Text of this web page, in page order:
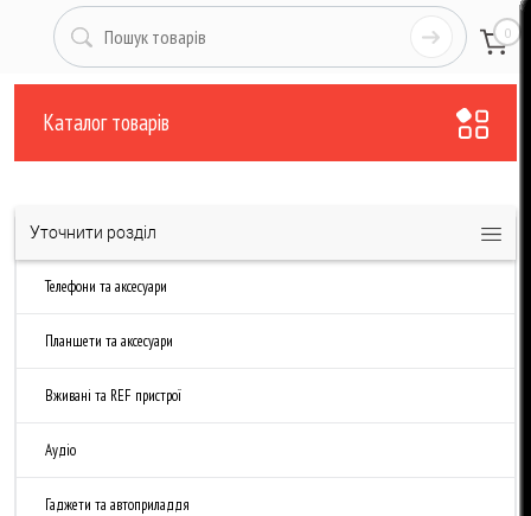
0
Каталог товарів
Уточнити розділ
Телефони та аксесуари
Планшети та аксесуари
Вживані та REF пристрої
Аудіо
Гаджети та автоприладдя